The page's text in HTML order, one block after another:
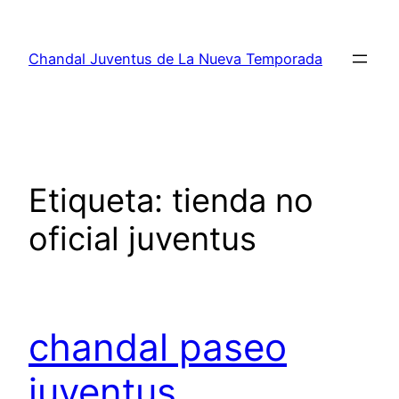
contenido
Chandal Juventus de La Nueva Temporada
Etiqueta: tienda no
oficial juventus
chandal paseo